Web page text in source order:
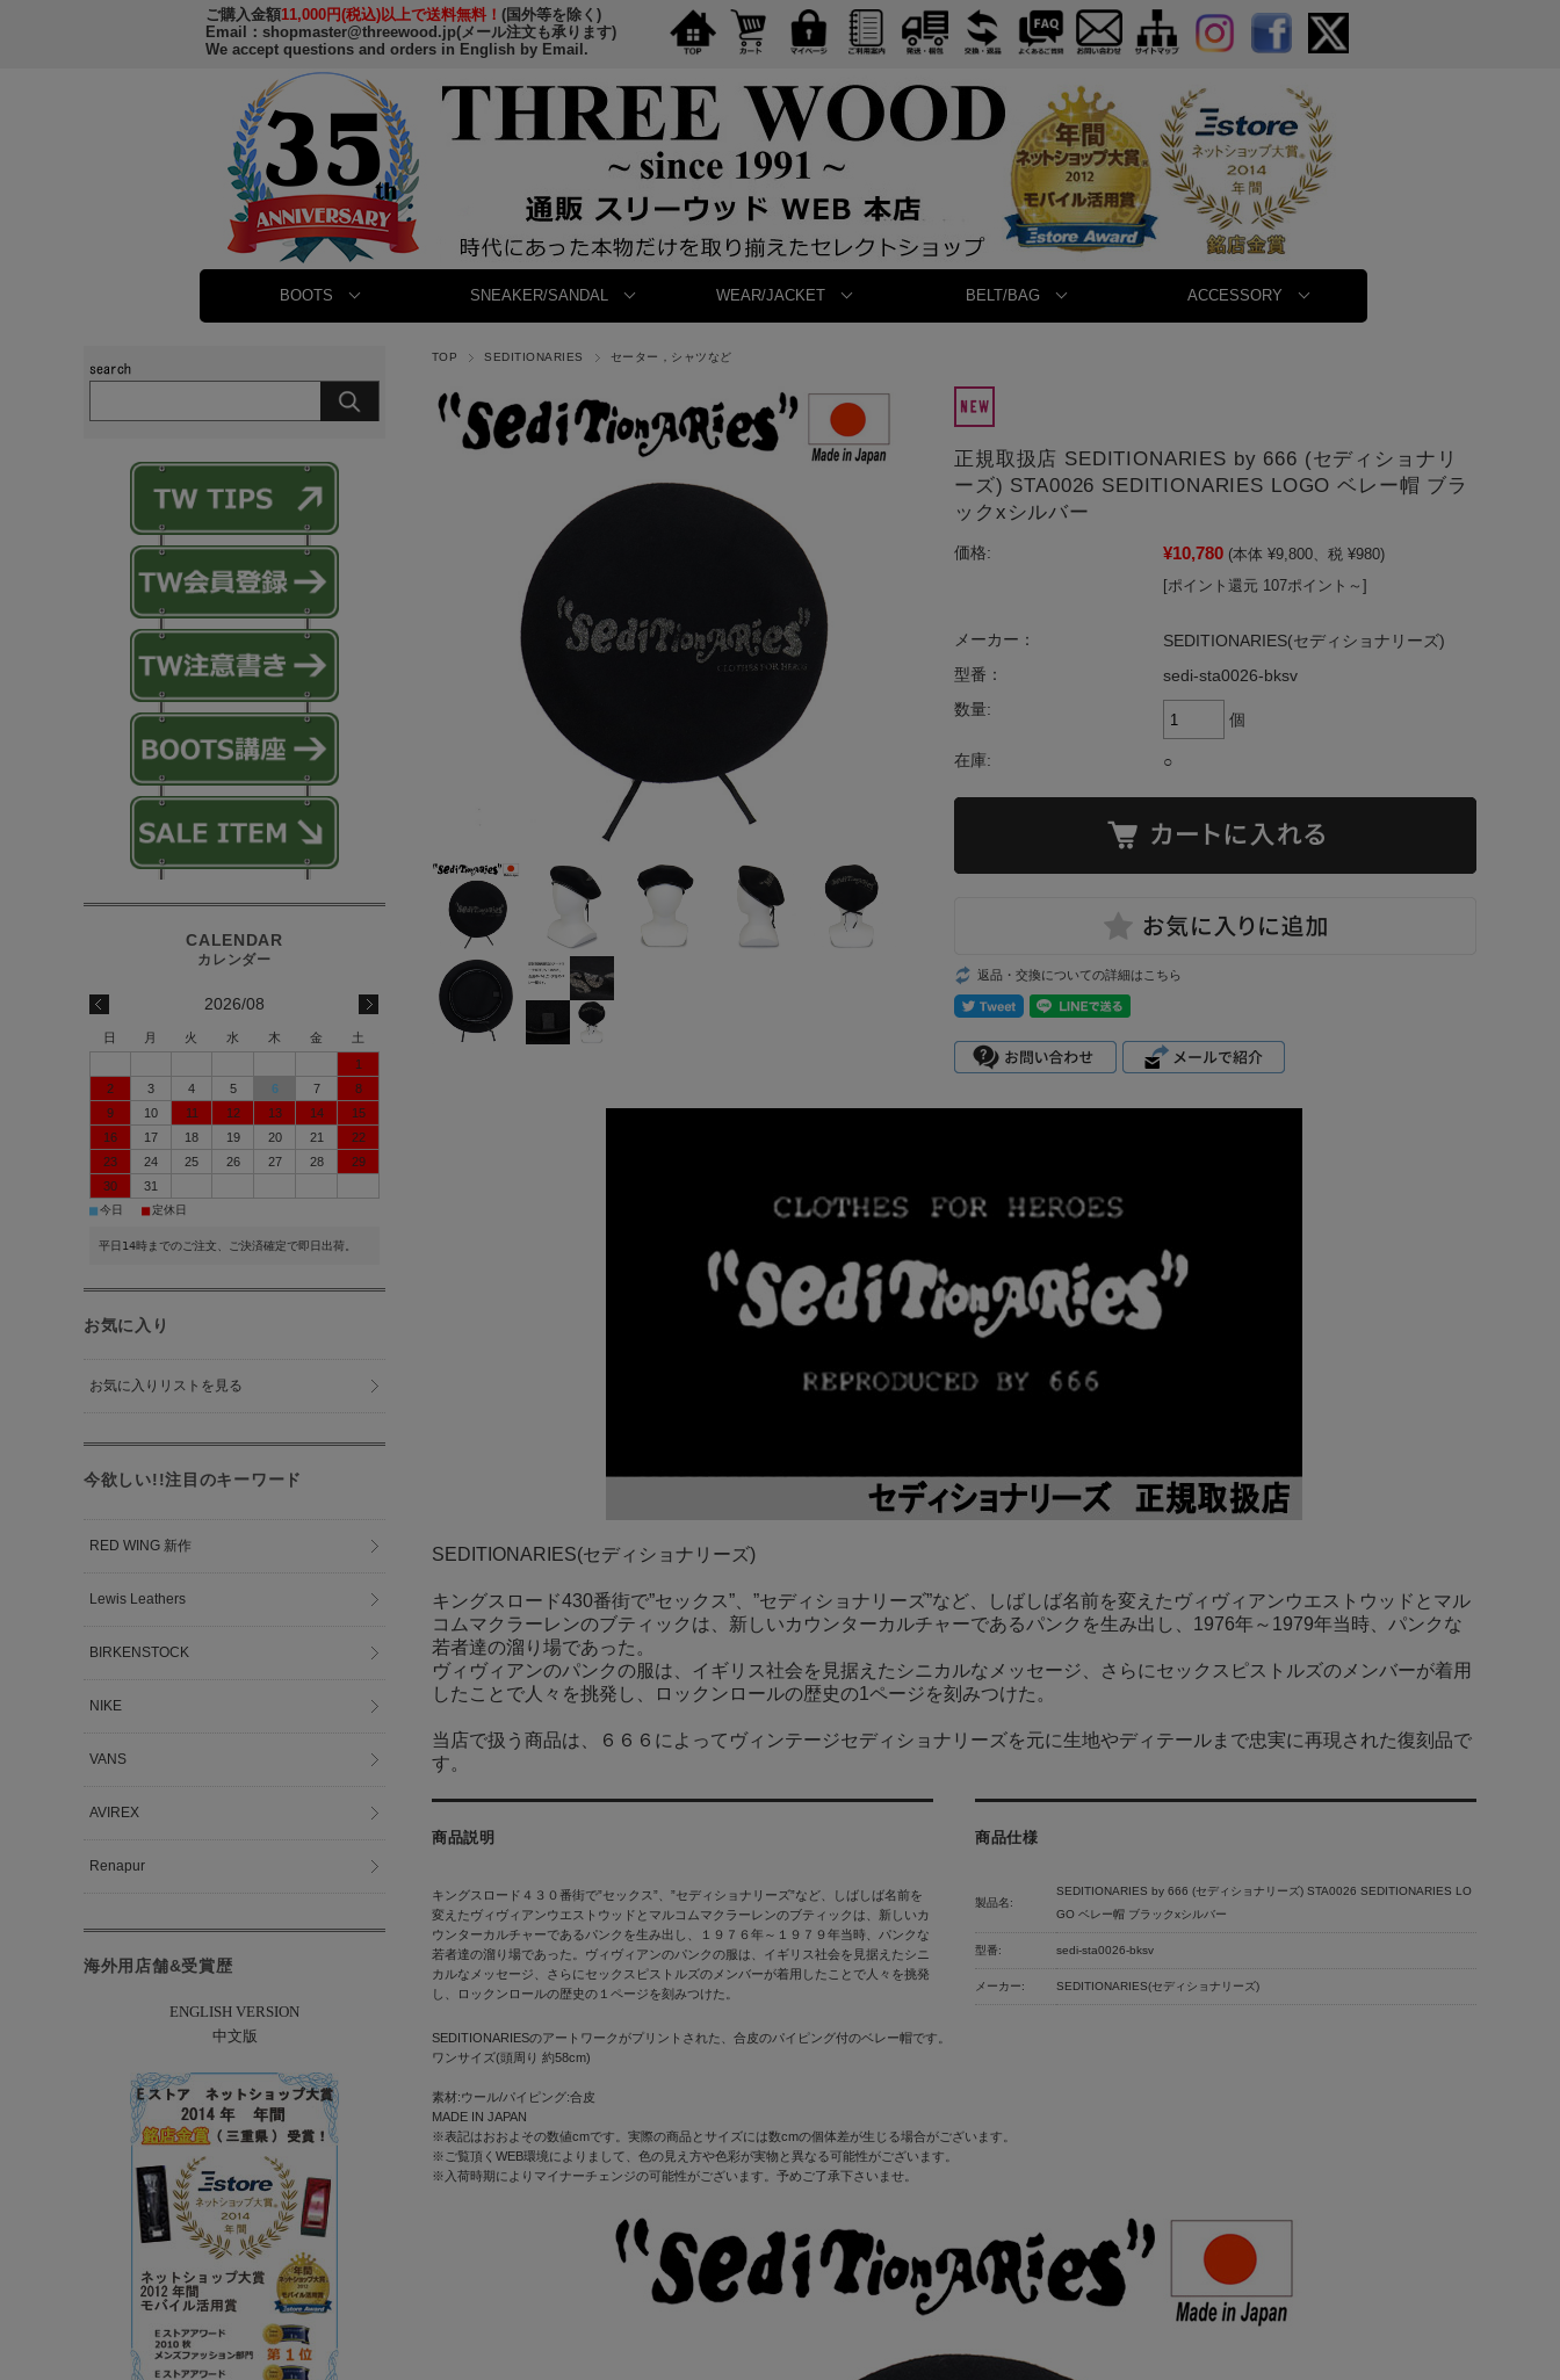
ご購入金額11,000円(税込)以上で送料無料！ (国外等を除く)
Email： shopmaster@threewood.jp(メール注文も承ります)
We accept questions and orders in English by Email.
BOOTS SNEAKER/SANDAL WEAR/JACKET BELT/BAG ACCESSORY
TOP SEDITIONARIES セーター，シャツなど
正規取扱店 SEDITIONARIES by 666 (セディショナリ
ーズ) STA0026 SEDITIONARIES LOGO ベレー帽 ブラ
ックxシルバー
価格: ¥10,780 (本体 ¥9,800、税 ¥980)
[ポイント還元 107ポイント～]
メーカー：
SEDITIONARIES(セディショナリーズ)
型番：
sedi-sta0026-bksv
数量:
個
在庫: ○
返品・交換についての詳細はこちら
SEDITIONARIES(セディショナリーズ)
キングスロード430番街で”セックス”、”セディショナリーズ”など、しばしば名前を変えたヴィヴィアンウエストウッドとマル
コムマクラーレンのブティックは、新しいカウンターカルチャーであるパンクを生み出し、1976年～1979年当時、パンクな
若者達の溜り場であった。
ヴィヴィアンのパンクの服は、イギリス社会を見据えたシニカルなメッセージ、さらにセックスピストルズのメンバーが着用
したことで人々を挑発し、ロックンロールの歴史の1ページを刻みつけた。
当店で扱う商品は、６６６によってヴィンテージセディショナリーズを元に生地やディテールまで忠実に再現された復刻品で
す。
商品説明
キングスロード４３０番街で”セックス”、”セディショナリーズ”など、しばしば名前を
変えたヴィヴィアンウエストウッドとマルコムマクラーレンのブティックは、新しいカ
ウンターカルチャーであるパンクを生み出し、１９７６年～１９７９年当時、パンクな
若者達の溜り場であった。ヴィヴィアンのパンクの服は、イギリス社会を見据えたシニ
カルなメッセージ、さらにセックスピストルズのメンバーが着用したことで人々を挑発
し、ロックンロールの歴史の１ページを刻みつけた。
商品仕様
製品名:
SEDITIONARIES by 666 (セディショナリーズ) STA0026 SEDITIONARIES LO
GO ベレー帽 ブラックxシルバー
型番: sedi-sta0026-bksv
メーカー: SEDITIONARIES(セディショナリーズ)
SEDITIONARIESのアートワークがプリントされた、合皮のパイピング付のベレー帽です。
ワンサイズ(頭周り 約58cm)
素材:ウール/パイピング:合皮
MADE IN JAPAN
※表記はおおよその数値cmです。実際の商品とサイズには数cmの個体差が生じる場合がございます。
※ご覧頂くWEB環境によりまして、色の見え方や色彩が実物と異なる可能性がございます。
※入荷時期によりマイナーチェンジの可能性がございます。予めご了承下さいませ。
2026/08
日 月 火 水 木 金
土
1
2
3 4 5 6 7
8
9
10 11 12 13 14
15
16
17 18 19 20 21
22
23
24 25 26 27 28
29
30
31
■今日 ■ 定休日
平日14時までのご注文、ご決済確定で即日出荷。
お気に入り
お気に入りリストを見る
今欲しい!!注目のキーワード
RED WING 新作
Lewis Leathers
BIRKENSTOCK
NIKE
VANS
AVIREX
Renapur
海外用店舗&受賞歴
ENGLISH VERSION
中文版